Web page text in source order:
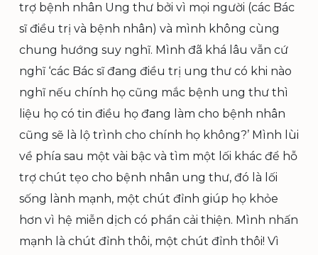
trợ bệnh nhân Ung thư bởi vì mọi người (các Bác
sĩ điều trị và bệnh nhân) và mình không cùng
chung hướng suy nghĩ. Mình đã khá lâu vẫn cứ
nghĩ ‘các Bác sĩ đang điều trị ung thư có khi nào
nghĩ nếu chính họ cũng mắc bệnh ung thư thì
liệu họ có tin điều họ đang làm cho bệnh nhân
cũng sẽ là lộ trình cho chính họ không?’ Mình lùi
về phía sau một vài bậc và tìm một lối khác để hỗ
trợ chút tẹo cho bệnh nhân ung thư, đó là lối
sống lành mạnh, một chút đỉnh giúp họ khỏe
hơn vì hệ miễn dịch có phần cải thiện. Mình nhấn
mạnh là chút đỉnh thôi, một chút đỉnh thôi! Vì